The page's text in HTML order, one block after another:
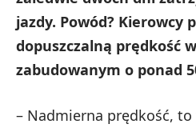
jazdy. Powód? Kierowcy
dopuszczalną prędkość
zabudowanym o ponad
– Nadmierna prędkość, to